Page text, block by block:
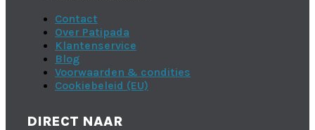
Contact
Over Patipada
Klantenservice
Blog
Voorwaarden & condities
Cookiebeleid (EU)
DIRECT NAAR